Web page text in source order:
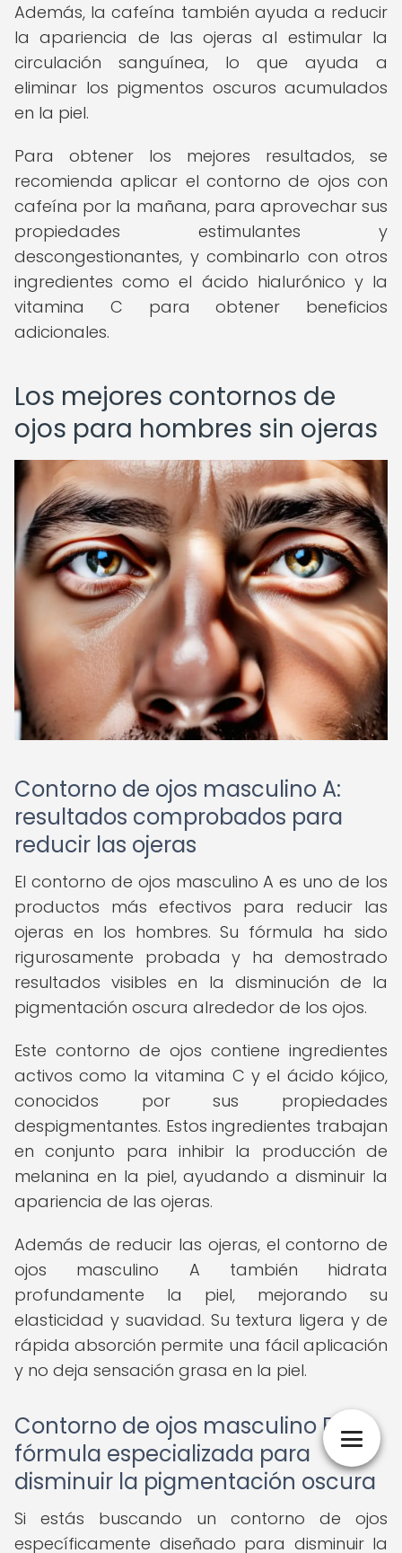
Además, la cafeína también ayuda a reducir
la apariencia de las ojeras al estimular la
circulación sanguínea, lo que ayuda a
eliminar los pigmentos oscuros acumulados
en la piel.
Para obtener los mejores resultados, se
recomienda aplicar el contorno de ojos con
cafeína por la mañana, para aprovechar sus
propiedades estimulantes y
descongestionantes, y combinarlo con otros
ingredientes como el ácido hialurónico y la
vitamina C para obtener beneficios
adicionales.
Los mejores contornos de
ojos para hombres sin ojeras
Contorno de ojos masculino A:
resultados comprobados para
reducir las ojeras
El contorno de ojos masculino A es uno de los
productos más efectivos para reducir las
ojeras en los hombres. Su fórmula ha sido
rigurosamente probada y ha demostrado
resultados visibles en la disminución de la
pigmentación oscura alrededor de los ojos.
Este contorno de ojos contiene ingredientes
activos como la vitamina C y el ácido kójico,
conocidos por sus propiedades
despigmentantes. Estos ingredientes trabajan
en conjunto para inhibir la producción de
melanina en la piel, ayudando a disminuir la
apariencia de las ojeras.
Además de reducir las ojeras, el contorno de
ojos masculino A también hidrata
profundamente la piel, mejorando su
elasticidad y suavidad. Su textura ligera y de
rápida absorción permite una fácil aplicación
y no deja sensación grasa en la piel.
Contorno de ojos masculino B:
fórmula especializada para
disminuir la pigmentación oscura
Si estás buscando un contorno de ojos
específicamente diseñado para disminuir la